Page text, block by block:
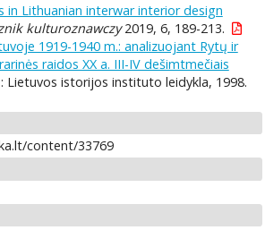
in Lithuanian interwar interior design
kulturoznawczy2019, 6, 189-213.
1919-1940 m.: analizuojant Rytų ir
raidos XX a. III-IV dešimtmečiais
: Lietuvos istorijos instituto leidykla, 1998.
content/33769